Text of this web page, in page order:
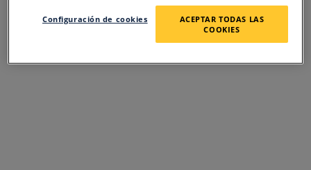
SORRY FOR THE
INCONVENIENCE
Configuración de cookies
ACEPTAR TODAS LAS
COOKIES